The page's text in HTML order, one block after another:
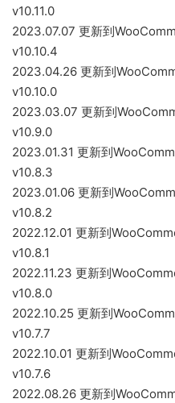
v10.11.0
2023.07.07 更新到
v10.10.4
2023.04.26 更新到
v10.10.0
2023.03.07 更新到
v10.9.0
2023.01.31 更新到
v10.8.3
2023.01.06 更新到
v10.8.2
2022.12.01 更新到
v10.8.1
2022.11.23 更新到
v10.8.0
2022.10.25 更新到
v10.7.7
2022.10.01 更新到
v10.7.6
2022.08.26 更新到